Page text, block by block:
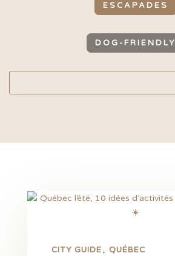
ESCAPADES
DOG-FRIENDLY
CITY GUIDE QUÉBEC